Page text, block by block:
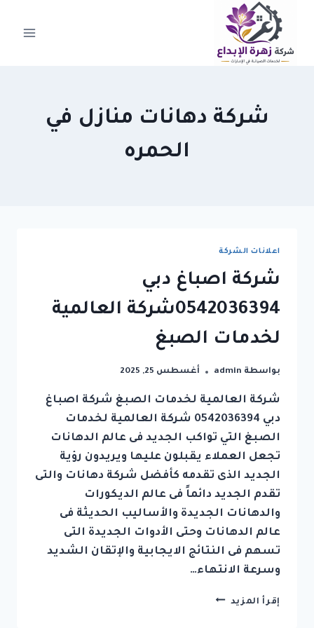
التجاوز
المحتوى
شركة دهانات منازل في
الحمره
اعلانات الشركة
شركة اصباغ دبي
0542036394شركة العالمية
لخدمات الصبغ
بواسطة admin أغسطس 25, 2025
شركة العالمية لخدمات الصبغ شركة اصباغ
دبي 0542036394 شركة العالمية لخدمات
الصبغ التي تواكب الجديد فى عالم الدهانات
تجعل العملاء يقبلون عليها ويريدون رؤية
الجديد الذى تقدمه كأفضل شركة دهانات والتى
تقدم الجديد دائماً فى عالم الديكورات
والدهانات الجديدة والأساليب الحديثة فى
عالم الدهانات وحتى الأدوات الجديدة التى
تسهم فى النتائج الايجابية والإتقان الشديد
وسرعة الانتهاء…
إقرأ المزيد شركة